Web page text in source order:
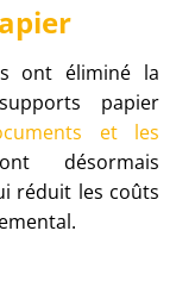
ont éliminé la
papier
et les
désormais
réduit les coûts